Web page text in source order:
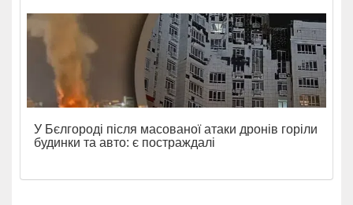
У Бєлгороді після масованої атаки дронів горіли
будинки та авто: є постраждалі